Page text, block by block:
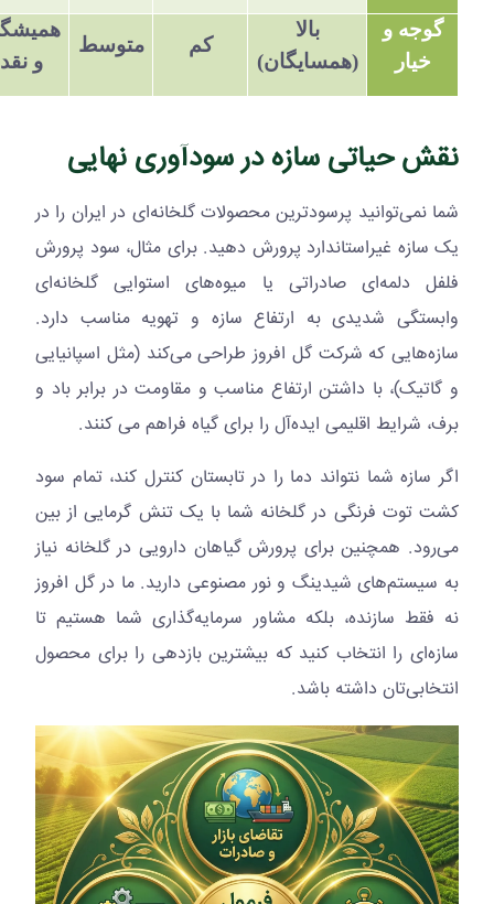
گوجه و
خیار
بالا
(همسایگان)
کم متوسط
و نقد
نقش حیاتی سازه در سودآوری نهایی
شما نمی‌توانید پرسودترین محصولات گلخانه‌ای در ایران را در
یک سازه غیراستاندارد پرورش دهید. برای مثال، سود پرورش
فلفل دلمه‌ای صادراتی یا میوه‌های استوایی گلخانه‌ای
وابستگی شدیدی به ارتفاع سازه و تهویه مناسب دارد.
سازه‌هایی که شرکت گل افروز طراحی می‌کند (مثل اسپانیایی
و گاتیک)، با داشتن ارتفاع مناسب و مقاومت در برابر باد و
برف، شرایط اقلیمی ایده‌آل را برای گیاه فراهم می کنند.
اگر سازه شما نتواند دما را در تابستان کنترل کند، تمام سود
کشت توت فرنگی در گلخانه شما با یک تنش گرمایی از بین
می‌رود. همچنین برای پرورش گیاهان دارویی در گلخانه نیاز
به سیستم‌های شیدینگ و نور مصنوعی دارید. ما در گل افروز
نه فقط سازنده، بلکه مشاور سرمایه‌گذاری شما هستیم تا
سازه‌ای را انتخاب کنید که بیشترین بازدهی را برای محصول
انتخابی‌تان داشته باشد.